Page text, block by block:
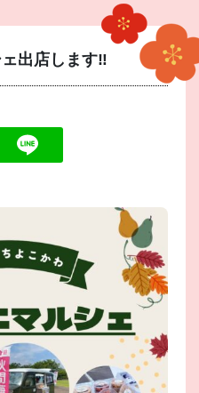
出店します‼︎